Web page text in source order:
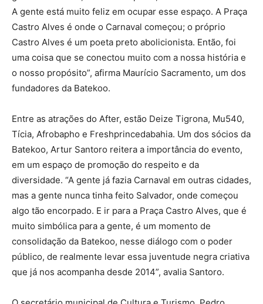
A gente está muito feliz em ocupar esse espaço. A Praça
Castro Alves é onde o Carnaval começou; o próprio
Castro Alves é um poeta preto abolicionista. Então, foi
uma coisa que se conectou muito com a nossa história e
o nosso propósito”, afirma Maurício Sacramento, um dos
fundadores da Batekoo.
Entre as atrações do After, estão Deize Tigrona, Mu540,
Tícia, Afrobapho e Freshprincedabahia. Um dos sócios da
Batekoo, Artur Santoro reitera a importância do evento,
em um espaço de promoção do respeito e da
diversidade. “A gente já fazia Carnaval em outras cidades,
mas a gente nunca tinha feito Salvador, onde começou
algo tão encorpado. E ir para a Praça Castro Alves, que é
muito simbólica para a gente, é um momento de
consolidação da Batekoo, nesse diálogo com o poder
público, de realmente levar essa juventude negra criativa
que já nos acompanha desde 2014”, avalia Santoro.